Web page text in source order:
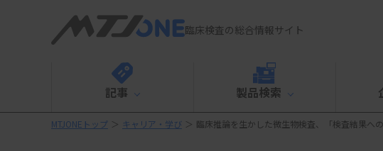
臨床検査の総合情報サイト
記事 製品検索
MTJONEトップ ＞ キャリア・学び ＞ 臨床推論を生かした微生物検査、「検査結果へ